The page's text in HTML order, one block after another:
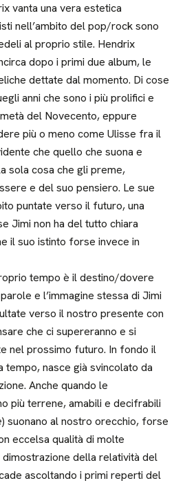
vanta una vera estetica
nell’ambito del pop/rock sono
al proprio stile. Hendrix
dopo i primi due album, le
dettate dal momento. Di cose
anni che sono i più prolifici e
del Novecento, eppure
più o meno come Ulisse fra il
che quello che suona e
sola cosa che gli preme,
e del suo pensiero. Le sue
puntate verso il futuro, una
Jimi non ha del tutto chiara
il suo istinto forse invece in
tempo è il destino/dovere
e l’immagine stessa di Jimi
verso il nostro presente con
che ci supereranno e si
nel prossimo futuro. In fondo il
tempo, nasce già svincolato da
Anche quando le
più terrene, amabili e decifrabili
) suonano al nostro orecchio, forse
eccelsa qualità di molte
della relatività del
ascoltando i primi reperti del